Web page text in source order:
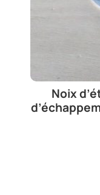
Noix